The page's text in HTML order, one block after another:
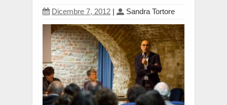
Dicembre 7, 2012 | Sandra Tortore